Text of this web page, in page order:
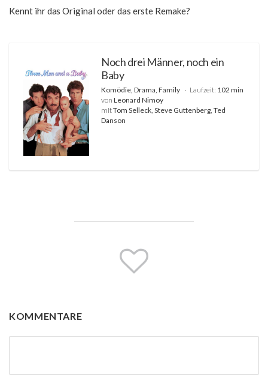
Kennt ihr das Original oder das erste Remake?
Noch drei Männer, noch ein
Baby
Komödie, Drama, Family Laufzeit: 102 min
von Leonard Nimoy
mitTom Selleck, Steve Guttenberg, Ted
Danson
KOMMENTARE